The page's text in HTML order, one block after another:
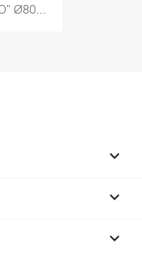
Ø80...


keyboard_arrow_down